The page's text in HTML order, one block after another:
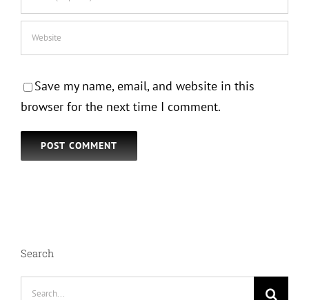
Save my name, email, and website in this
browser for the next time I comment.
Search